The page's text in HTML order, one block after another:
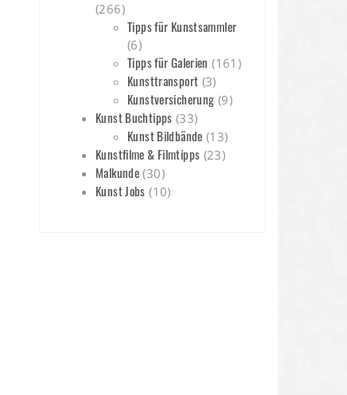
(266)
Tipps für Kunstsammler
(6)
Tipps für Galerien (161)
Kunsttransport (3)
Kunstversicherung (9)
Kunst Buchtipps (33)
Kunst Bildbände (13)
Kunstfilme & Filmtipps (23)
Malkunde (30)
Kunst Jobs (10)